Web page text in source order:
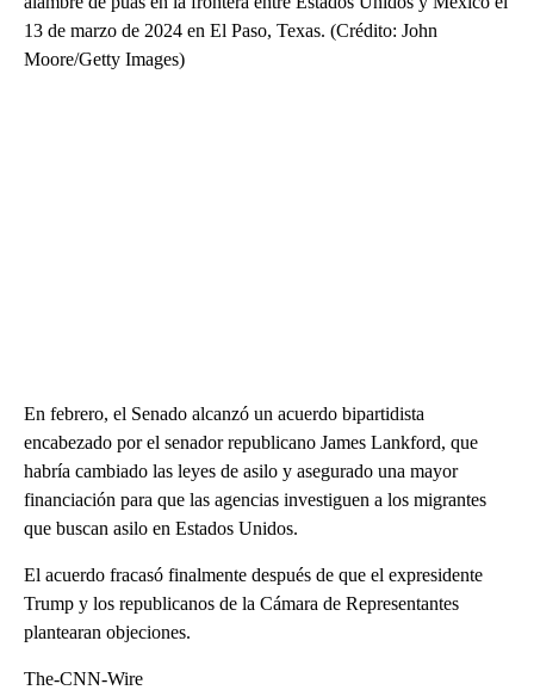
13 de marzo de 2024 en El Paso, Texas. (Crédito: John
Moore/Getty Images)
En febrero, el Senado alcanzó un acuerdo bipartidista
encabezado por el senador republicano James Lankford, que
habría cambiado las leyes de asilo y asegurado una mayor
financiación para que las agencias investiguen a los migrantes
que buscan asilo en Estados Unidos.
El acuerdo fracasó finalmente después de que el expresidente
Trump y los republicanos de la Cámara de Representantes
plantearan objeciones.
The-CNN-Wire